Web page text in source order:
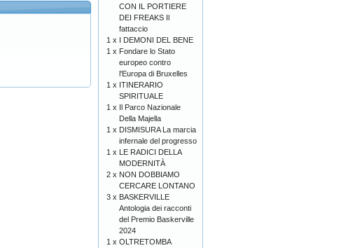
CON IL PORTIERE
DEI FREAKS Il
fattaccio
1 x I DEMONI DEL BENE
1 x Fondare lo Stato
europeo contro
l'Europa di Bruxelles
1 x ITINERARIO
SPIRITUALE
1 x Il Parco Nazionale
Della Majella
1 x DISMISURA La marcia
infernale del progresso
1 x LE RADICI DELLA
MODERNITÀ
2 x NON DOBBIAMO
CERCARE LONTANO
3 x BASKERVILLE
Antologia dei racconti
del Premio Baskerville
2024
1 x OLTRETOMBA